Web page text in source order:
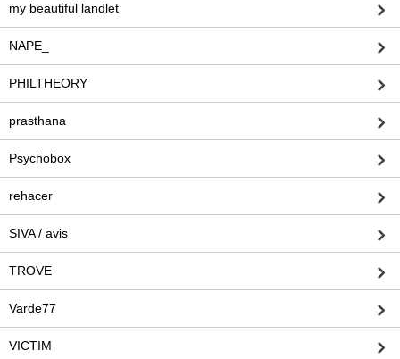
my beautiful landlet
NAPE_
PHILTHEORY
prasthana
Psychobox
rehacer
SIVA / avis
TROVE
Varde77
VICTIM